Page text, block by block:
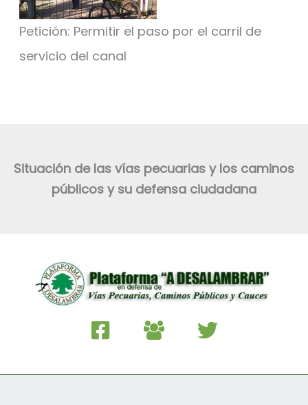
Petición: Permitir el paso por el carril de
servicio del canal
Situación de las vías pecuarias y los caminos
públicos y su defensa ciudadana